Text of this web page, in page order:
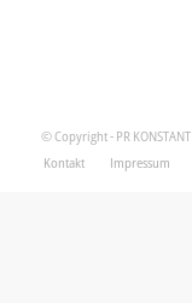
© Copyright - PR KONSTANT
Kontakt
Impressum